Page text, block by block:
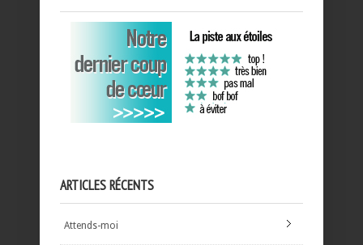
ARTICLES RÉCENTS
Attends-moi